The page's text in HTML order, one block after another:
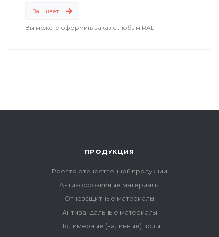
Ваш цвет
Вы можете оформить заказ с любым RAL
ПРОДУКЦИЯ
Реестр отечественной продукции
Антикоррозийные материалы
Огнезащитные материалы
Антивандальные материалы
Полимерные (наливные) полы